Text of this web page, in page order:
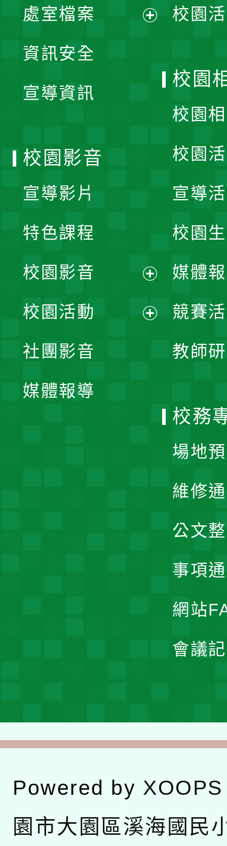
單
處室檔案
資訊安全
宣導資訊
校園
校園
校園
校園
宣導
校園
媒體
競賽
教師
校園影音
宣導影片
特色課程
校園影音
開
校園活動
社團影音
媒體報導
校務
場地
維修
公文
事項
網站
會議
Powered by XOOPS
園市大園區溪海國民